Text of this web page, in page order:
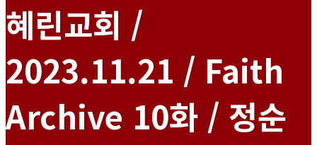
혜린교회 /
2023.11.21 / Faith
Archive 10화 / 정순